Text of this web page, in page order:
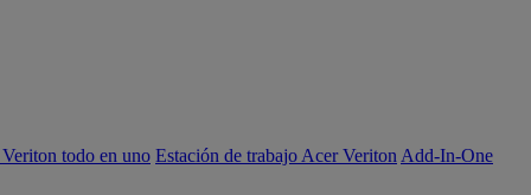
todo en uno Estación de trabajo Acer Veriton Add-In-One